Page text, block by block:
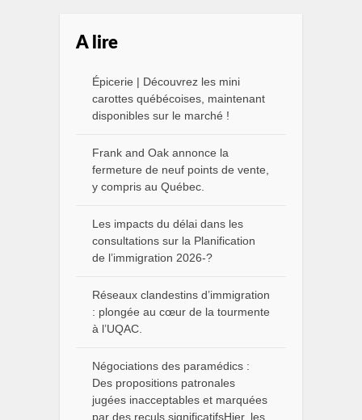
A lire
Épicerie | Découvrez les mini
carottes québécoises, maintenant
disponibles sur le marché !
Frank and Oak annonce la
fermeture de neuf points de vente,
y compris au Québec.
Les impacts du délai dans les
consultations sur la Planification
de l’immigration 2026-?
Réseaux clandestins d’immigration
: plongée au cœur de la tourmente
à l’UQAC.
Négociations des paramédics :
Des propositions patronales
jugées inacceptables et marquées
par des reculs significatifsHier, les